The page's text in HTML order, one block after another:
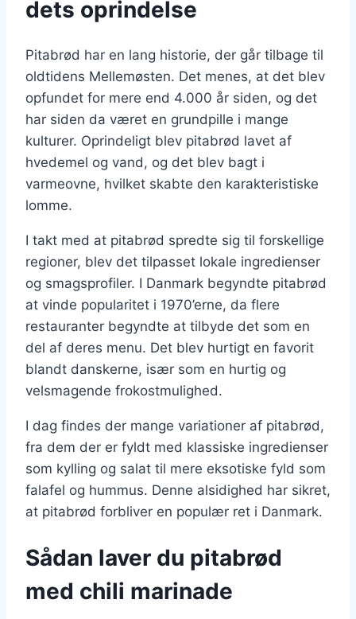
dets oprindelse
Pitabrød har en lang historie, der går tilbage til
oldtidens Mellemøsten. Det menes, at det blev
opfundet for mere end 4.000 år siden, og det
har siden da været en grundpille i mange
kulturer. Oprindeligt blev pitabrød lavet af
hvedemel og vand, og det blev bagt i
varmeovne, hvilket skabte den karakteristiske
lomme.
I takt med at pitabrød spredte sig til forskellige
regioner, blev det tilpasset lokale ingredienser
og smagsprofiler. I Danmark begyndte pitabrød
at vinde popularitet i 1970’erne, da flere
restauranter begyndte at tilbyde det som en
del af deres menu. Det blev hurtigt en favorit
blandt danskerne, især som en hurtig og
velsmagende frokostmulighed.
I dag findes der mange variationer af pitabrød,
fra dem der er fyldt med klassiske ingredienser
som kylling og salat til mere eksotiske fyld som
falafel og hummus. Denne alsidighed har sikret,
at pitabrød forbliver en populær ret i Danmark.
Sådan laver du pitabrød
med chili marinade